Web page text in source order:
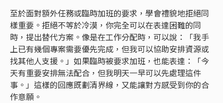
至於面對額外任務或臨時加班的要求，學會禮貌地拒絕同
樣重要。拒絕不等於冷漠，你完全可以在表達困難的同
時，提出替代方案。像是在工作分配時，可以說：「我手
上已有幾個專案需要優先完成，但我可以協助安排資源或
找其他人支援。」如果臨時被要求加班，也能表達：「今
天有重要安排無法配合，但我明天一早可以先處理這件
事。」這樣的回應既劃清界線，又能讓對方感受到你的合
作意願。